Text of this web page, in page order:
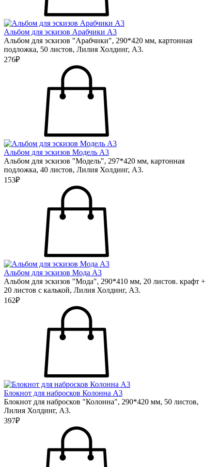
Альбом для эскизов Арабчики А3
Альбом для эскизов "Арабчики", 290*420 мм, картонная
подложка, 50 листов, Лилия Холдинг, А3.
276₽
Альбом для эскизов Модель А3
Альбом для эскизов "Модель", 297*420 мм, картонная
подложка, 40 листов, Лилия Холдинг, А3.
153₽
Альбом для эскизов Мода А3
Альбом для эскизов "Мода", 290*410 мм, 20 листов. крафт +
20 листов с калькой, Лилия Холдинг, А3.
162₽
Блокнот для набросков Колонна А3
Блокнот для набросков "Колонна", 290*420 мм, 50 листов,
Лилия Холдинг, А3.
397₽